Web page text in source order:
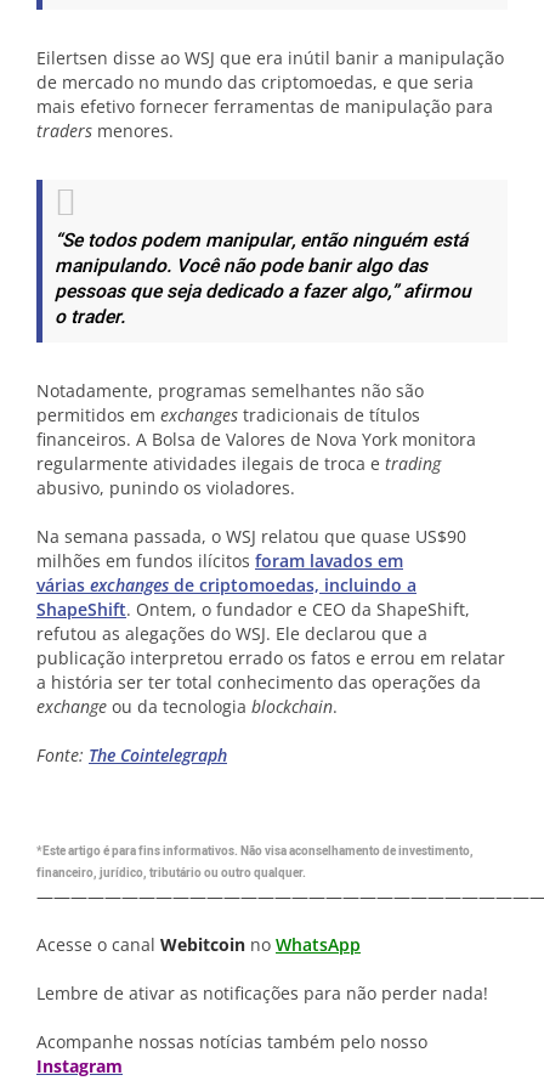
Eilertsen disse ao WSJ que era inútil banir a manipulação
de mercado no mundo das criptomoedas, e que seria
mais efetivo fornecer ferramentas de manipulação para
traders menores.
“Se todos podem manipular, então ninguém está
manipulando. Você não pode banir algo das
pessoas que seja dedicado a fazer algo,”afirmou
otrader.
Notadamente, programas semelhantes não são
permitidos em exchanges tradicionais de títulos
financeiros. A Bolsa de Valores de Nova York monitora
regularmente atividades ilegais de troca e trading
abusivo, punindo os violadores.
Na semana passada, o WSJ relatou que quase US$90
milhões em fundos ilícitos foram lavados em
várias exchanges de criptomoedas, incluindo a
ShapeShift. Ontem, o fundador e CEO da ShapeShift,
refutou as alegações do WSJ. Ele declarou que a
publicação interpretou errado os fatos e errou em relatar
a história ser ter total conhecimento das operações da
exchange ou da tecnologia blockchain.
Fonte: The Cointelegraph
*Este artigo é para fins informativos. Não visa aconselhamento de investimento,
financeiro, jurídico, tributário ou outro qualquer.
Acesse o canal Webitcoin no WhatsApp
Lembre de ativar as notificações para não perder nada!
Acompanhe nossas notícias também pelo nosso
Instagram